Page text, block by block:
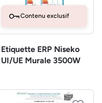
Contenu exclusif
Etiquette ERP Niseko
UI/UE Murale 3500W